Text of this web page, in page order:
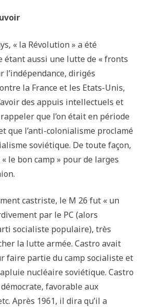
« la Révolution » a été
étant aussi une lutte de « fronts
dirigés
la France et les Etats-Unis,
des appuis intellectuels et
que l’on était en période
que l’anti-colonialisme proclamé
soviétique. De toute façon,
« le bon camp » pour de larges
castriste, le M 26 fut « un
par le PC (alors
socialiste populaire), très
la lutte armée. Castro avait
faire partie du camp socialiste et
nucléaire soviétique. Castro
favorable aux
Après 1961, il dira qu’il a